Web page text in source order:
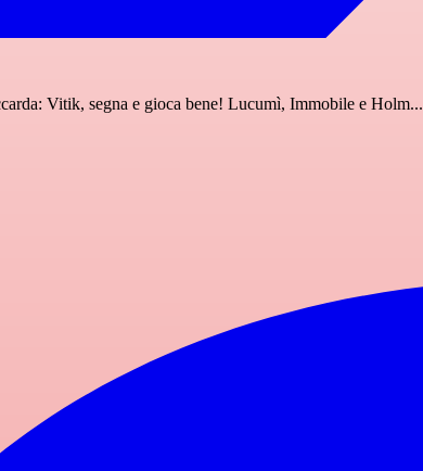
Vitik, segna e gioca bene! Lucumì, Immobile e Holm...